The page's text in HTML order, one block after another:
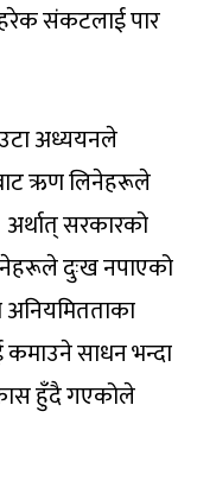
संकटलाई पार
अध्ययनले
ऋण लिनेहरूले
अर्थात् सरकारको
दुःख नपाएको
अनियमितताका
साधन भन्दा
हुँदै गएकोले